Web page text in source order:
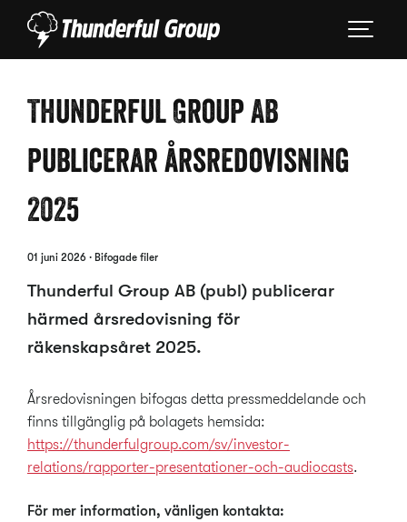
Thunderful Group AB
publicerar årsredovisning
2025
01 juni 2026 · Bifogade filer
Thunderful Group AB (publ) publicerar
härmed årsredovisning för
räkenskapsåret 2025.
Årsredovisningen bifogas detta pressmeddelande och
finns tillgänglig på bolagets hemsida:
https://thunderfulgroup.com/sv/investor-
relations/rapporter-presentationer-och-audiocasts.
För mer information, vänligen kontakta: